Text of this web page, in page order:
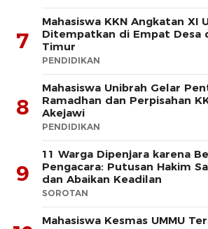
7
Mahasiswa KKN Angkatan XI
Ditempatkan di Empat Desa
Timur
PENDIDIKAN
8
Mahasiswa Unibrah Gelar
Ramadhan dan Perpisahan
Akejawi
PENDIDIKAN
9
11 Warga Dipenjara karena
Pengacara: Putusan Hakim
dan Abaikan Keadilan
SOROTAN
Mahasiswa Kesmas UMMU